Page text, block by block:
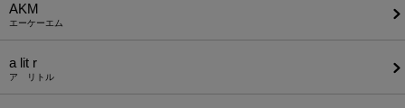
AKM
エーケーエム
a lit r
ア リトル